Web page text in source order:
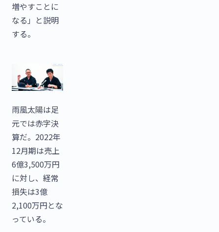
増やすことに
なる」と説明
する。
雨風太陽は足
元では赤字決
算だ。2022年
12月期は売上
6億3,500万円
に対し、経常
損失は3億
2,100万円とな
っている。